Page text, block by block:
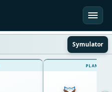
Symulator